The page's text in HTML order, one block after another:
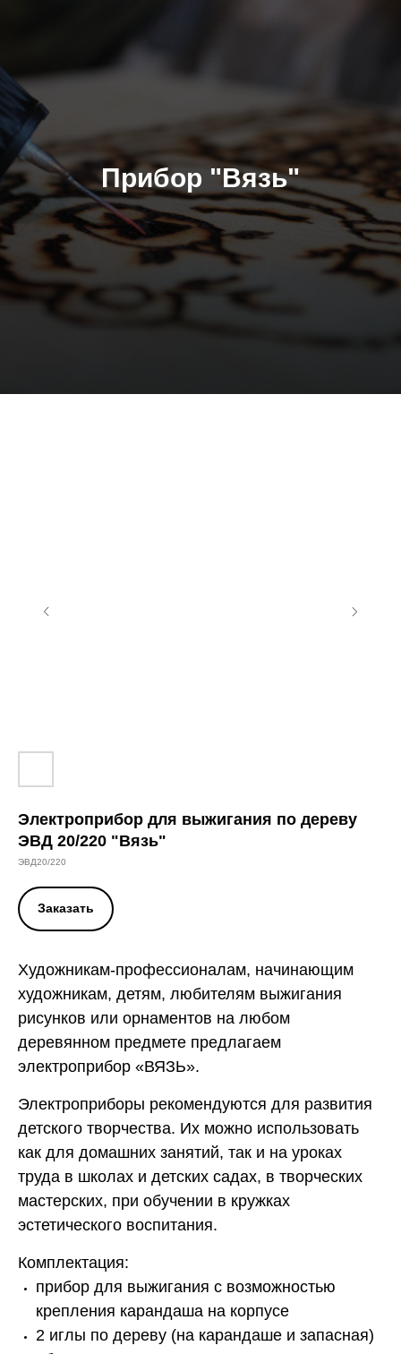
Прибор "Вязь"
Электроприбор для выжигания по дереву
ЭВД 20/220 "Вязь"
ЭВД20/220
Заказать
Художникам-профессионалам, начинающим
художникам, детям, любителям выжигания
рисунков или орнаментов на любом
деревянном предмете предлагаем
электроприбор «ВЯЗЬ».
Электроприборы рекомендуются для развития
детского творчества. Их можно использовать
как для домашних занятий, так и на уроках
труда в школах и детских садах, в творческих
мастерских, при обучении в кружках
эстетического воспитания.
Комплектация:
прибор для выжигания с возможностью
крепления карандаша на корпусе
2 иглы по дереву (на карандаше и запасная)